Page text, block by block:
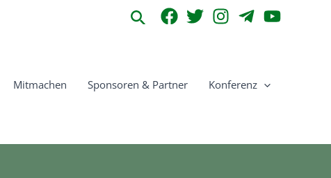
Suchen
Mitmachen Sponsoren & Partner Konferenz